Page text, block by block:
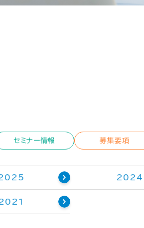
セミナー情報 募集要項
2024